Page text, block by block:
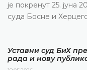
је покренут 25. јуна
суда Босне и
Уставни суд БиХ
рада и нову